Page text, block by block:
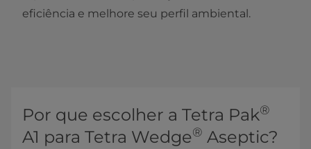
eficiência e melhore seu perfil ambiental.
Por que escolher a Tetra Pak®
A1 para Tetra Wedge® Aseptic?